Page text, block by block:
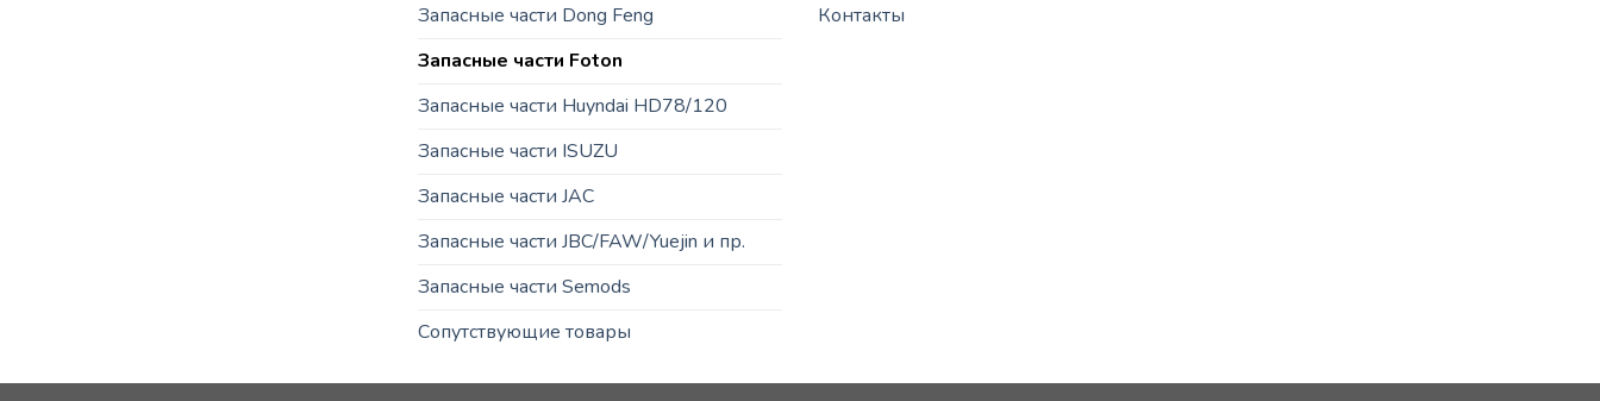
Запасные части Dong Feng
Запасные части Foton
Запасные части Huyndai HD78/120
Запасные части ISUZU
Запасные части JAC
Запасные части JBC/FAW/Yuejin и пр.
Запасные части Semods
Сопутствующие товары
Контакты